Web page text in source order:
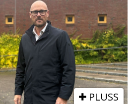
PLUSS